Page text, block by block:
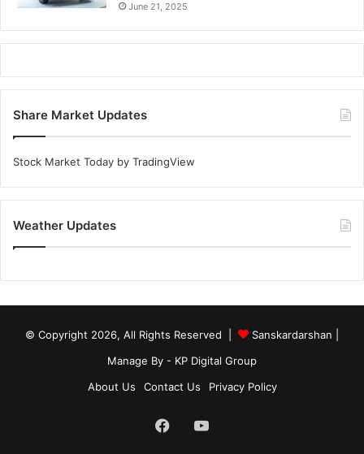
June 21, 2025
Share Market Updates
Stock Market Today by TradingView
Weather Updates
© Copyright 2026, All Rights Reserved | Sanskardarshan
Manage By - KP Digital Group
About Us
Contact Us Privacy Policy
FacebookYouTube